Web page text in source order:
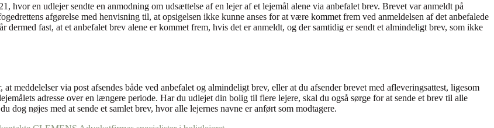
hvor en udlejer sendte en anmodning om udsættelse af en lejer af et lejemål alene via anbefalet brev. Brevet var anmeldt på
afgørelse med henvisning til, at opsigelsen ikke kunne anses for at være kommet frem ved anmeldelsen af det anbefalede
fast, at et anbefalet brev alene er kommet frem, hvis det er anmeldt, og der samtidig er sendt et almindeligt brev, som ikke
meddelelser via post afsendes både ved anbefalet og almindeligt brev, eller at du afsender brevet med afleveringsattest, ligesom
adresse over en længere periode. Har du udlejet din bolig til flere lejere, skal du også sørge for at sende et brev til alle
dog nøjes med at sende et samlet brev, hvor alle lejernes navne er anført som modtagere.